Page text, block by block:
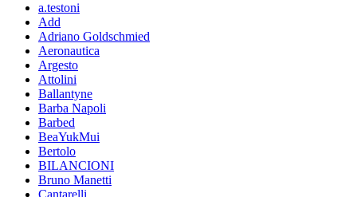
a.testoni
Add
Adriano Goldschmied
Aeronautica
Argesto
Attolini
Ballantyne
Barba Napoli
Barbed
BeaYukMui
Bertolo
BILANCIONI
Bruno Manetti
Cantarelli